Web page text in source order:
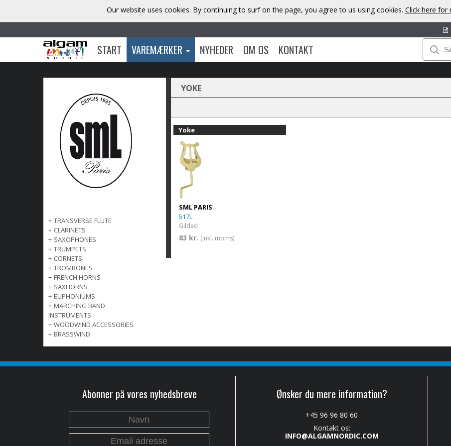
START VAREMÆRKER NYHEDER OM OS KONTAKT
+ TRANSVERSE FLUTE
+ CLARINETS
+ SAXOPHONES
+ TRUMPETS
+ CORNETS
+ TROMBONES
+ FRENCH HORNS
+ SAXHORNS
+ EUPHONIUMS
+ MARCHING BAND
INSTRUMENTS
+ WOODWIND ACCESSORIES
+ BRASSWIND
YOKE
Yoke
SML PARIS
517L
Gilded
83 kr. (inkl. moms)
Abonner på vores nyhedsbreve Ønsker du mere information?
+45 96 96 80 60
Kontakt os:
INFO@ALGAMNORDIC.COM
Our website uses cookies. By continuing to surf on the page, you agree to us using cookies. Click here